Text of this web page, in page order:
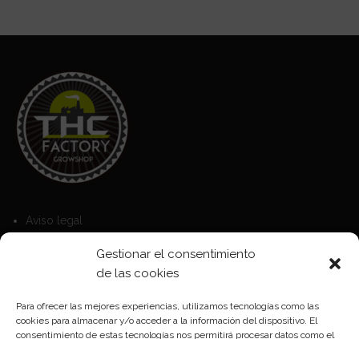
Gestionar el consentimiento
de las cookies
Para ofrecer las mejores experiencias, utilizamos tecnologías como las
cookies para almacenar y/o acceder a la información del dispositivo. El
consentimiento de estas tecnologías nos permitirá procesar datos como el
Aviso legal
Política de privacidad
Formas de pago